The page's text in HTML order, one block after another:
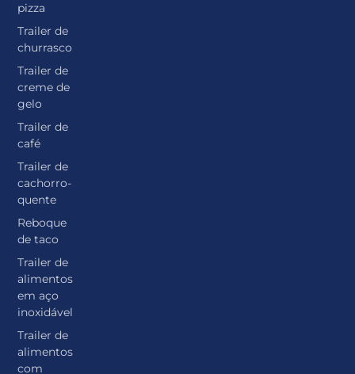
pizza
Trailer de
churrasco
Trailer de
creme de
gelo
Trailer de
café
Trailer de
cachorro-
quente
Reboque
de taco
Trailer de
alimentos
em aço
inoxidável
Trailer de
alimentos
com